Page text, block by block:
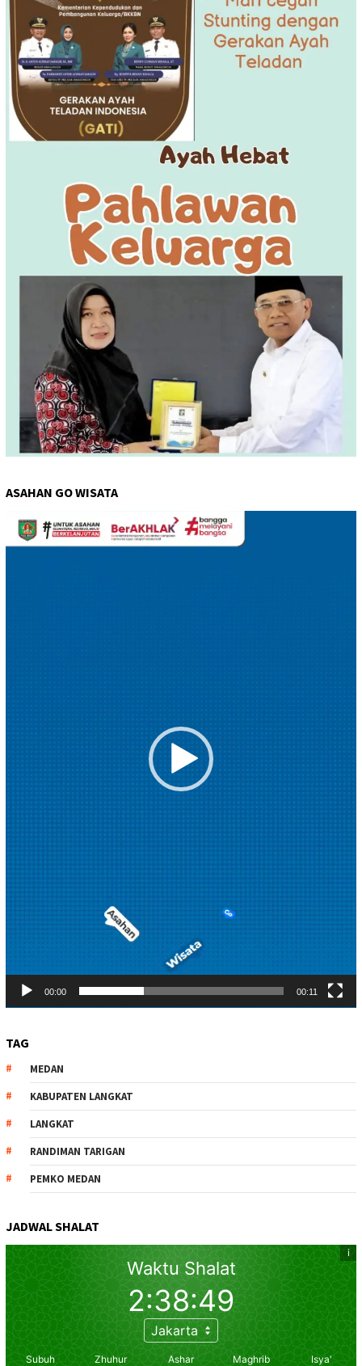
ASAHAN GO WISATA
Pemutar
Video
00:00 00:11
TAG
MEDAN
KABUPATEN LANGKAT
LANGKAT
RANDIMAN TARIGAN
PEMKO MEDAN
JADWAL SHALAT